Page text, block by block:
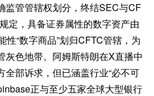
监管管辖权划分，终结SEC与CF
定，具备证券属性的数字资产由
“数字商品”划归CFTC管辖，为
灰色地带。阿姆斯特朗在X直播中
全部诉求，但已涵盖行业“必不可
正与至少五家全球大型银行